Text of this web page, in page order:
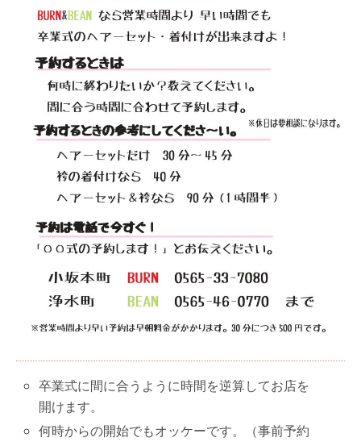
卒業式に間に合うように時間を逆算してお店を
開けます。
何時からの開始でもオッケーです。（事前予約